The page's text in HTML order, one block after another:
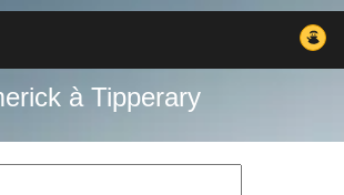
à Tipperary